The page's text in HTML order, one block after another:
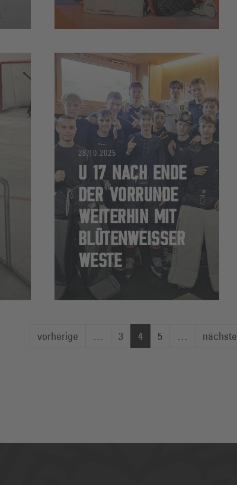
28.10.2025
U 17 NACH ENDE
DER VORRUNDE
WEITERHIN MIT
BLÜTENWEISSER W
ESTE
vorherige … 3 4 5 … nächste